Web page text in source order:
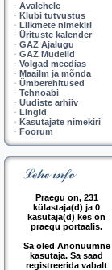
· Avalehele
· Klubi tutvustus
· Liikmete nimekiri
· Ürituste kalender
· GAZ Ajalugu
· GAZ Mudelid
· Volgad meedias
· Maailm ja mõnda
· Ümberehitused
· Tehnoabi
· Uudiste arhiiv
· Lingid
· Kasutajate nimekiri
· Foorum
Praegu on, 231
külastaja(d) ja 0
kasutaja(d) kes on
praegu portaalis.
Sa oled Anonüümne
kasutaja. Sa saad
registreerida vabalt